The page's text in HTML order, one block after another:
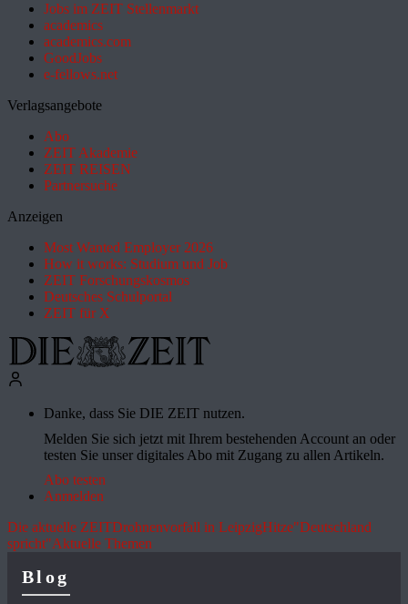
Jobs im ZEIT Stellenmarkt
academics
academics.com
GoodJobs
e-fellows.net
Verlagsangebote
Abo
ZEIT Akademie
ZEIT REISEN
Partnersuche
Anzeigen
Most Wanted Employer 2026
How it works: Studium und Job
ZEIT Forschungskosmos
Deutsches Schulportal
ZEIT für X
Danke, dass Sie DIE ZEIT nutzen.
Melden Sie sich jetzt mit Ihrem bestehenden Account an oder
testen Sie unser digitales Abo mit Zugang zu allen Artikeln.
Abo testen
Anmelden
Die aktuelle ZEITDrohnenvorfall in LeipzigHitze"Deutschland
spricht"Aktuelle Themen
Blog